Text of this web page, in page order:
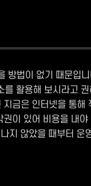
방법이 없기 때문입
활용해 보시라고
금은 인터넷을 통해
이 있어 비용을 내
지 않았을 때부터 운